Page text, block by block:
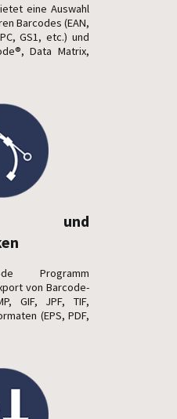
eine Auswahl
Barcodes (EAN,
GS1, etc.) und
Data Matrix,
und
Programm
von Barcode-
GIF, JPF, TIF,
(EPS, PDF,